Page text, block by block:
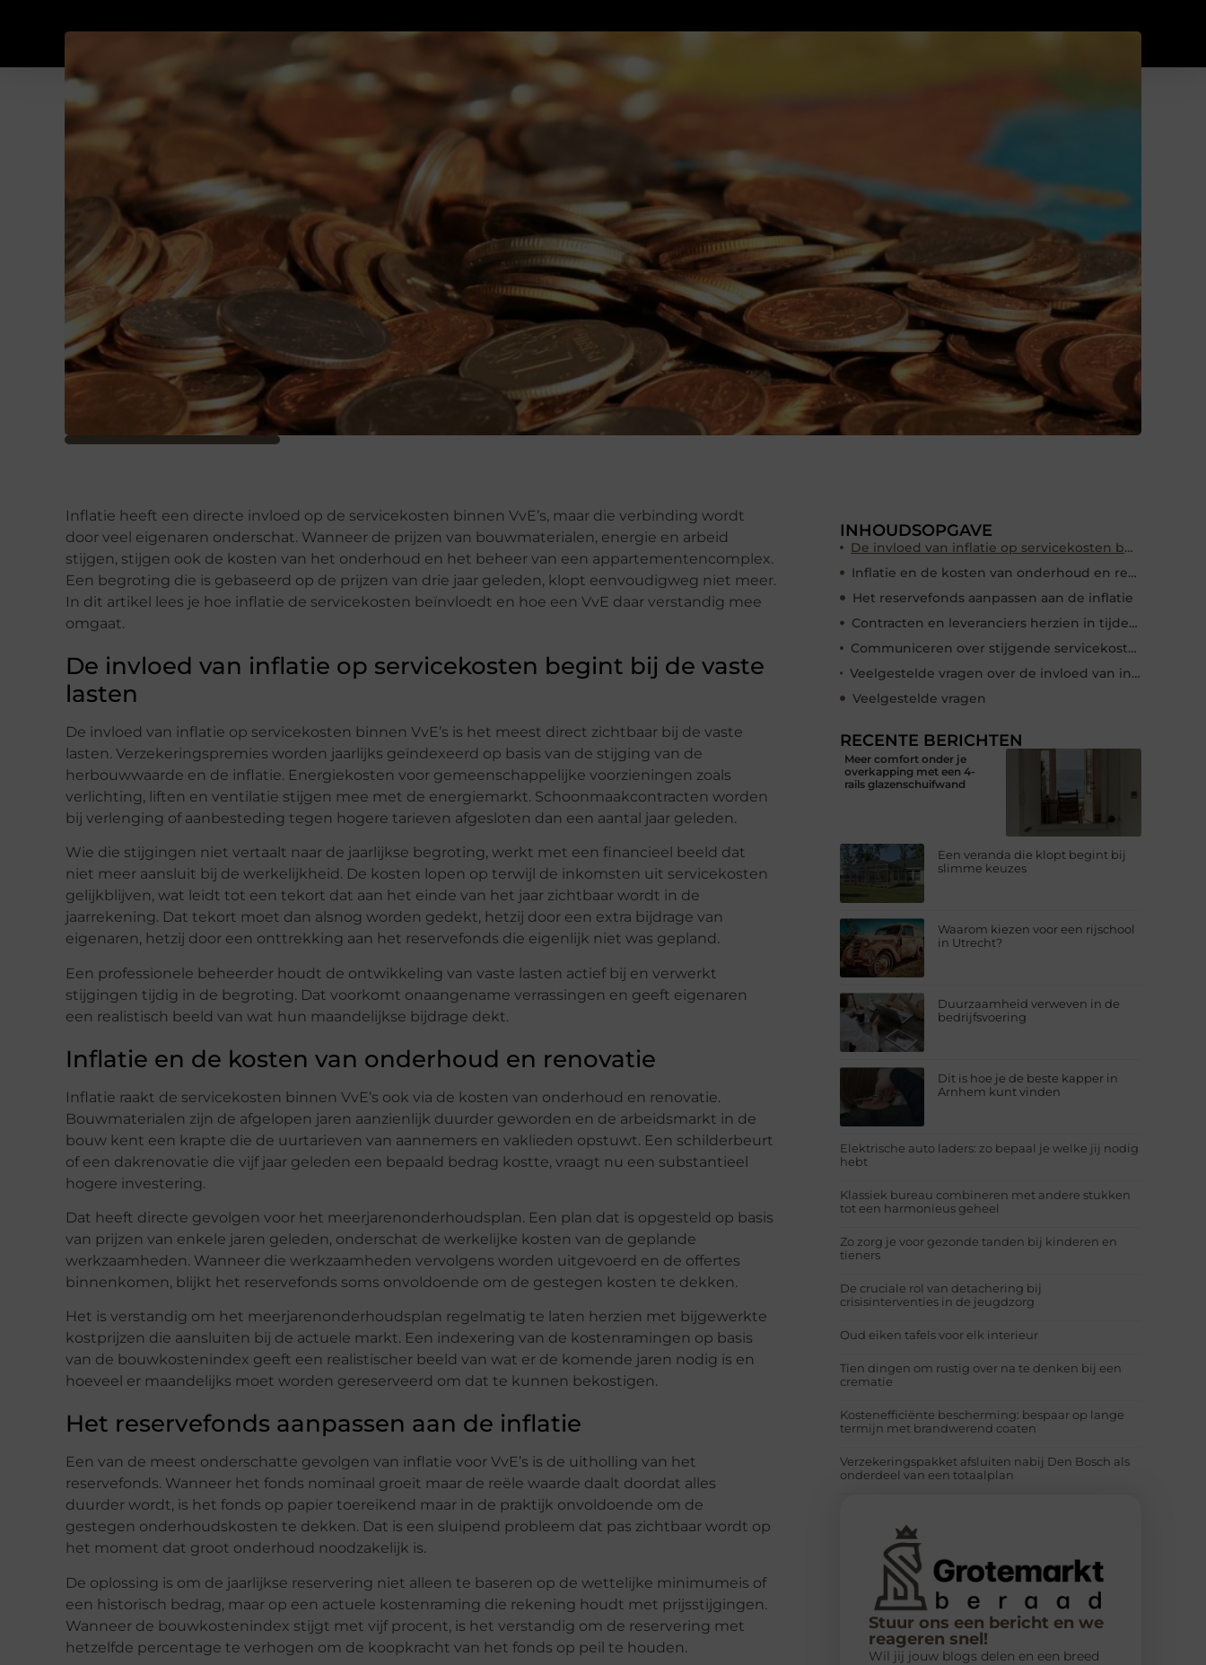
Inflatie heeft een directe invloed op de servicekosten binnen VvE’s, maar die verbinding wordt
door veel eigenaren onderschat. Wanneer de prijzen van bouwmaterialen, energie en arbeid
stijgen, stijgen ook de kosten van het onderhoud en het beheer van een appartementencomplex.
Een begroting die is gebaseerd op de prijzen van drie jaar geleden, klopt eenvoudigweg niet meer.
In dit artikel lees je hoe inflatie de servicekosten beïnvloedt en hoe een VvE daar verstandig mee
omgaat.
De invloed van inflatie op servicekosten begint bij de vaste
lasten
De invloed van inflatie op servicekosten binnen VvE’s is het meest direct zichtbaar bij de vaste
lasten. Verzekeringspremies worden jaarlijks geïndexeerd op basis van de stijging van de
herbouwwaarde en de inflatie. Energiekosten voor gemeenschappelijke voorzieningen zoals
verlichting, liften en ventilatie stijgen mee met de energiemarkt. Schoonmaakcontracten worden
bij verlenging of aanbesteding tegen hogere tarieven afgesloten dan een aantal jaar geleden.
Wie die stijgingen niet vertaalt naar de jaarlijkse begroting, werkt met een financieel beeld dat
niet meer aansluit bij de werkelijkheid. De kosten lopen op terwijl de inkomsten uit servicekosten
gelijkblijven, wat leidt tot een tekort dat aan het einde van het jaar zichtbaar wordt in de
jaarrekening. Dat tekort moet dan alsnog worden gedekt, hetzij door een extra bijdrage van
eigenaren, hetzij door een onttrekking aan het reservefonds die eigenlijk niet was gepland.
Een professionele beheerder houdt de ontwikkeling van vaste lasten actief bij en verwerkt
stijgingen tijdig in de begroting. Dat voorkomt onaangename verrassingen en geeft eigenaren
een realistisch beeld van wat hun maandelijkse bijdrage dekt.
Inflatie en de kosten van onderhoud en renovatie
Inflatie raakt de servicekosten binnen VvE’s ook via de kosten van onderhoud en renovatie.
Bouwmaterialen zijn de afgelopen jaren aanzienlijk duurder geworden en de arbeidsmarkt in de
bouw kent een krapte die de uurtarieven van aannemers en vaklieden opstuwt. Een schilderbeurt
of een dakrenovatie die vijf jaar geleden een bepaald bedrag kostte, vraagt nu een substantieel
hogere investering.
Dat heeft directe gevolgen voor het meerjarenonderhoudsplan. Een plan dat is opgesteld op basis
van prijzen van enkele jaren geleden, onderschat de werkelijke kosten van de geplande
werkzaamheden. Wanneer die werkzaamheden vervolgens worden uitgevoerd en de offertes
binnenkomen, blijkt het reservefonds soms onvoldoende om de gestegen kosten te dekken.
Het is verstandig om het meerjarenonderhoudsplan regelmatig te laten herzien met bijgewerkte
kostprijzen die aansluiten bij de actuele markt. Een indexering van de kostenramingen op basis
van de bouwkostenindex geeft een realistischer beeld van wat er de komende jaren nodig is en
hoeveel er maandelijks moet worden gereserveerd om dat te kunnen bekostigen.
Het reservefonds aanpassen aan de inflatie
Een van de meest onderschatte gevolgen van inflatie voor VvE’s is de uitholling van het
reservefonds. Wanneer het fonds nominaal groeit maar de reële waarde daalt doordat alles
duurder wordt, is het fonds op papier toereikend maar in de praktijk onvoldoende om de
gestegen onderhoudskosten te dekken. Dat is een sluipend probleem dat pas zichtbaar wordt op
het moment dat groot onderhoud noodzakelijk is.
De oplossing is om de jaarlijkse reservering niet alleen te baseren op de wettelijke minimumeis of
een historisch bedrag, maar op een actuele kostenraming die rekening houdt met prijsstijgingen.
Wanneer de bouwkostenindex stijgt met vijf procent, is het verstandig om de reservering met
hetzelfde percentage te verhogen om de koopkracht van het fonds op peil te houden.
INHOUDSOPGAVE
De invloed van inflatie op servicekosten begint bij de vaste lasten
Inflatie en de kosten van onderhoud en renovatie
Het reservefonds aanpassen aan de inflatie
Contracten en leveranciers herzien in tijden van inflatie
Communiceren over stijgende servicekosten naar eigenaren
Veelgestelde vragen over de invloed van inflatie op servicekosten binnen VvE’s
Veelgestelde vragen
RECENTE BERICHTEN
Meer comfort onder je
overkapping met een 4-
rails glazenschuifwand
Een veranda die klopt begint bij
slimme keuzes
Waarom kiezen voor een rijschool
in Utrecht?
Duurzaamheid verweven in de
bedrijfsvoering
Dit is hoe je de beste kapper in
Arnhem kunt vinden
Elektrische auto laders: zo bepaal je welke jij nodig
hebt
Klassiek bureau combineren met andere stukken
tot een harmonieus geheel
Zo zorg je voor gezonde tanden bij kinderen en
tieners
De cruciale rol van detachering bij
crisisinterventies in de jeugdzorg
Oud eiken tafels voor elk interieur
Tien dingen om rustig over na te denken bij een
crematie
Kostenefficiënte bescherming: bespaar op lange
termijn met brandwerend coaten
Verzekeringspakket afsluiten nabij Den Bosch als
onderdeel van een totaalplan
Stuur ons een bericht en we
reageren snel!
Wil jij jouw blogs delen en een breed